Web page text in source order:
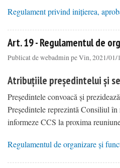
Regulament privind inițierea,
Art. 19 - Regulamentul de
Publicat dewebadminpe Vin, 2021/01/
Atribuțiile președintelui și
Președintele convoacă și
Președintele reprezintă Consiliul
informeze CCS la proxima
Regulamentul de organizare și